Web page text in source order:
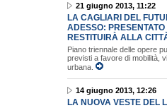
21 giugno 2013, 11:22
LA CAGLIARI DEL
ADESSO:
RESTITUIRÀ ALLA
Piano triennale delle opere
previsti a favore di mobilità,
urbana.
14 giugno 2013, 12:26
LA NUOVA VESTE DEL